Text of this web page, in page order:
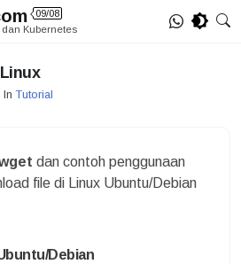
09/08
Kubernetes
InTutorial
dan contoh penggunaan
file di Linux Ubuntu/Debian
Debian